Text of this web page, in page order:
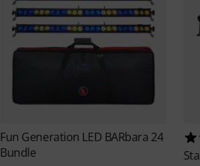
Fun Generation LED BARbara 24
Bundle